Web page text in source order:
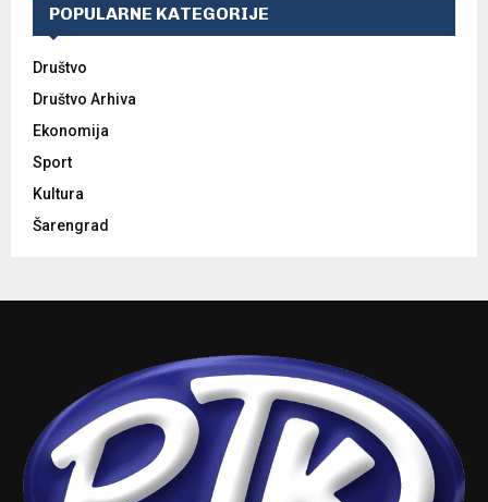
POPULARNE KATEGORIJE
Društvo
Društvo Arhiva
Ekonomija
Sport
Kultura
Šarengrad